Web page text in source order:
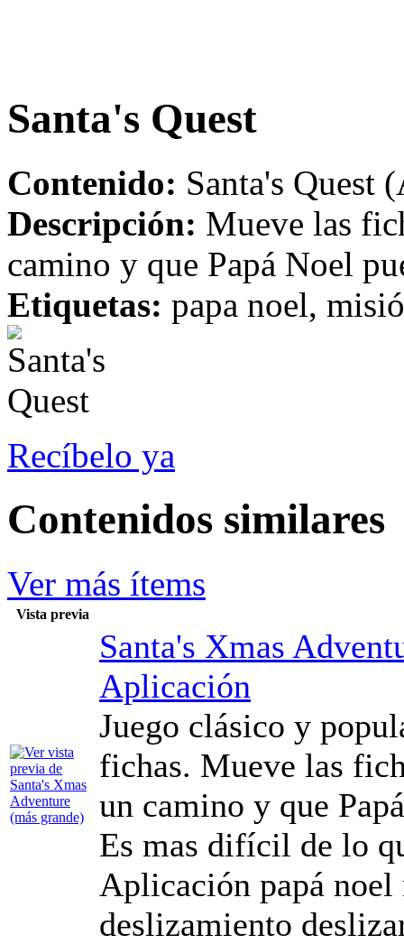
Santa's Quest
Contenido: Santa's Quest
Descripción: Mueve las
camino y que Papá Noel
Etiquetas: papa noel,
Recíbelo ya
Contenidos similares
Ver más ítems
Vista previa
Santa's Xmas
Aplicación
Juego clásico y
fichas. Mueve las
un camino y que
Es mas difícil de lo
Aplicación papá noel
deslizamiento